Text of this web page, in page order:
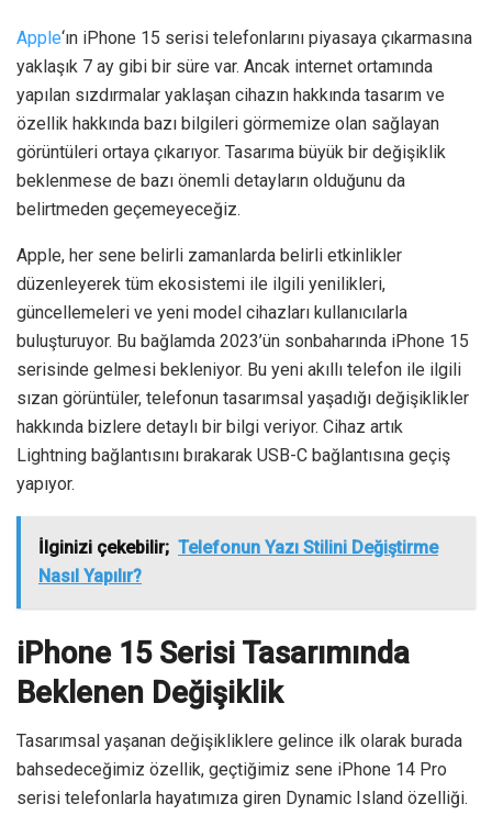
Apple‘ın iPhone 15 serisi telefonlarını piyasaya çıkarmasına
yaklaşık 7 ay gibi bir süre var. Ancak internet ortamında
yapılan sızdırmalar yaklaşan cihazın hakkında tasarım ve
özellik hakkında bazı bilgileri görmemize olan sağlayan
görüntüleri ortaya çıkarıyor. Tasarıma büyük bir değişiklik
beklenmese de bazı önemli detayların olduğunu da
belirtmeden geçemeyeceğiz.
Apple, her sene belirli zamanlarda belirli etkinlikler
düzenleyerek tüm ekosistemi ile ilgili yenilikleri,
güncellemeleri ve yeni model cihazları kullanıcılarla
buluşturuyor. Bu bağlamda 2023’ün sonbaharında iPhone 15
serisinde gelmesi bekleniyor. Bu yeni akıllı telefon ile ilgili
sızan görüntüler, telefonun tasarımsal yaşadığı değişiklikler
hakkında bizlere detaylı bir bilgi veriyor. Cihaz artık
Lightning bağlantısını bırakarak USB-C bağlantısına geçiş
yapıyor.
İlginizi çekebilir; Telefonun Yazı Stilini Değiştirme
Nasıl Yapılır?
iPhone 15 Serisi Tasarımında
Beklenen Değişiklik
Tasarımsal yaşanan değişikliklere gelince ilk olarak burada
bahsedeceğimiz özellik, geçtiğimiz sene iPhone 14 Pro
serisi telefonlarla hayatımıza giren Dynamic Island özelliği.